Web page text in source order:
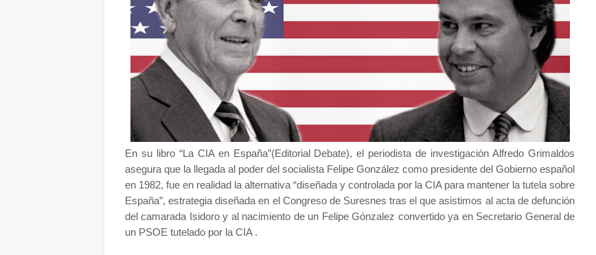
En su libro “La CIA en España”(Editorial Debate), el periodista de investigación Alfredo Grimaldos
asegura que la llegada al poder del socialista Felipe González como presidente del Gobierno español
en 1982, fue en realidad la alternativa “diseñada y controlada por la CIA para mantener la tutela sobre
España”, estrategia diseñada en el Congreso de Suresnes tras el que asistimos al acta de defunción
del camarada Isidoro y al nacimiento de un Felipe Gónzalez convertido ya en Secretario General de
un PSOE tutelado por la CIA .